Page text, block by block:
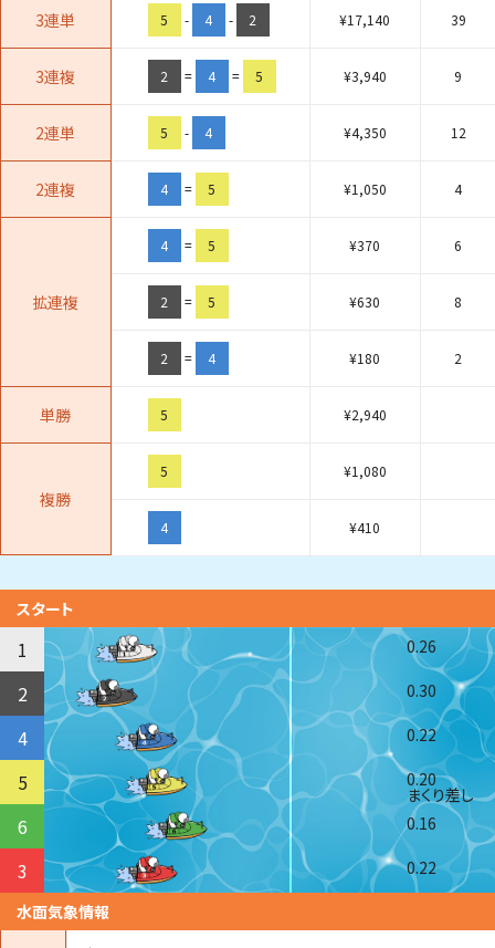
3連単 5 - 4 - 2 ¥17,140 39
3連複 2 = 4 = 5 ¥3,940 9
2連単 5 - 4 ¥4,350 12
2連複 4 = 5 ¥1,050 4
拡連複
4 = 5 ¥370 6
2 = 5 ¥630 8
2 = 4 ¥180 2
単勝 5 ¥2,940
複勝
5 ¥1,080
4 ¥410
スタート
1 0.26
2 0.30
4 0.22
5 0.20
まくり差し
6 0.16
3
0.22
水面気象情報